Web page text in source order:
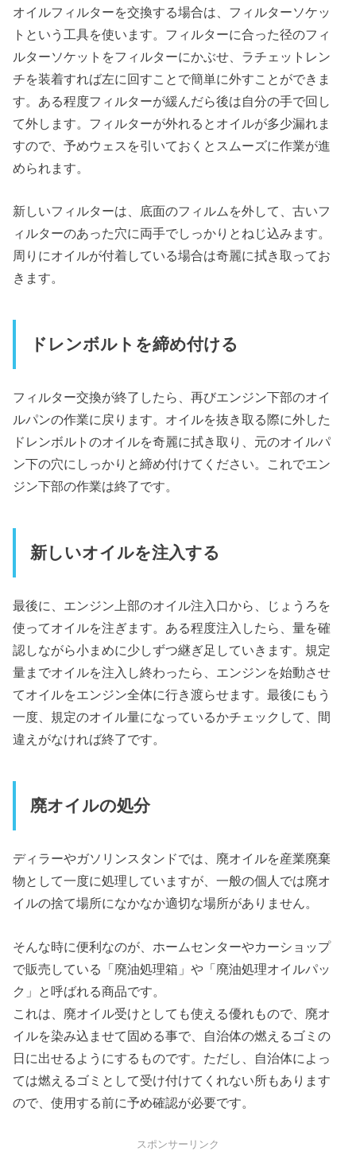
オイルフィルターを交換する場合は、フィルターソケッ
トという工具を使います。フィルターに合った径のフィ
ルターソケットをフィルターにかぶせ、ラチェットレン
チを装着すれば左に回すことで簡単に外すことができま
す。ある程度フィルターが緩んだら後は自分の手で回し
て外します。フィルターが外れるとオイルが多少漏れま
すので、予めウェスを引いておくとスムーズに作業が進
められます。
新しいフィルターは、底面のフィルムを外して、古いフ
ィルターのあった穴に両手でしっかりとねじ込みます。
周りにオイルが付着している場合は奇麗に拭き取ってお
きます。
ドレンボルトを締め付ける
フィルター交換が終了したら、再びエンジン下部のオイ
ルパンの作業に戻ります。オイルを抜き取る際に外した
ドレンボルトのオイルを奇麗に拭き取り、元のオイルパ
ン下の穴にしっかりと締め付けてください。これでエン
ジン下部の作業は終了です。
新しいオイルを注入する
最後に、エンジン上部のオイル注入口から、じょうろを
使ってオイルを注ぎます。ある程度注入したら、量を確
認しながら小まめに少しずつ継ぎ足していきます。規定
量までオイルを注入し終わったら、エンジンを始動させ
てオイルをエンジン全体に行き渡らせます。最後にもう
一度、規定のオイル量になっているかチェックして、間
違えがなければ終了です。
廃オイルの処分
ディラーやガソリンスタンドでは、廃オイルを産業廃棄
物として一度に処理していますが、一般の個人では廃オ
イルの捨て場所になかなか適切な場所がありません。
そんな時に便利なのが、ホームセンターやカーショップ
で販売している「廃油処理箱」や「廃油処理オイルパッ
ク」と呼ばれる商品です。
これは、廃オイル受けとしても使える優れもので、廃オ
イルを染み込ませて固める事で、自治体の燃えるゴミの
日に出せるようにするものです。ただし、自治体によっ
ては燃えるゴミとして受け付けてくれない所もあります
ので、使用する前に予め確認が必要です。
スポンサーリンク